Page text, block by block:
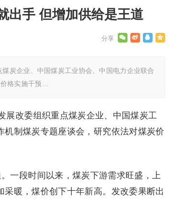
出手 但增加供给是王道
企业、中国煤炭工业协会、中国电力企业联合
格实施干预…
改委组织重点煤炭企业、中国煤炭工
制煤炭专题座谈会，研究依法对煤炭价
一段时间以来，煤炭下游需求旺盛，上
暖，煤价创下十年新高。发改委果断出